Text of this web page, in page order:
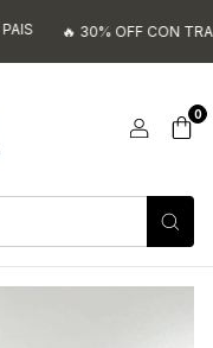
🔥 30% OFF CON
0